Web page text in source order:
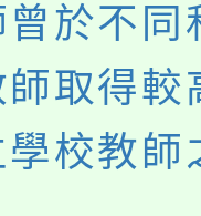
於不同
取得較
校教師